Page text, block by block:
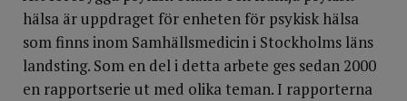
hälsa är uppdraget för enheten för psykisk hälsa
som finns inom Samhällsmedicin i Stockholms läns
landsting. Som en del i detta arbete ges sedan 2000
en rapportserie ut med olika teman. I rapporterna